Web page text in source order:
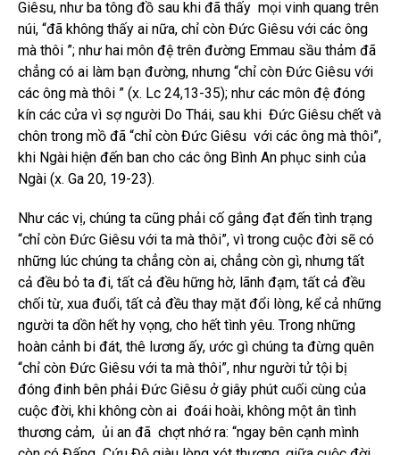
Giêsu, như ba tông đồ sau khi đã thấy mọi vinh quang trên
núi, “đã không thấy ai nữa, chỉ còn Đức Giêsu với các ông
mà thôi ”; như hai môn đệ trên đường Emmau sầu thảm đã
chẳng có ai làm bạn đường, nhưng “chỉ còn Đức Giêsu với
các ông mà thôi ” (x. Lc 24,13-35); như các môn đệ đóng
kín các cửa vì sợ người Do Thái, sau khi Đức Giêsu chết và
chôn trong mồ đã “chỉ còn Đức Giêsu với các ông mà thôi”,
khi Ngài hiện đến ban cho các ông Bình An phục sinh của
Ngài (x. Ga 20, 19-23).
Như các vị, chúng ta cũng phải cố gắng đạt đến tình trạng
“chỉ còn Đức Giêsu với ta mà thôi”, vì trong cuộc đời sẽ có
những lúc chúng ta chẳng còn ai, chẳng còn gì, nhưng tất
cả đều bỏ ta đi, tất cả đều hững hờ, lãnh đạm, tất cả đều
chối từ, xua đuổi, tất cả đều thay mặt đổi lòng, kể cả những
người ta dồn hết hy vọng, cho hết tình yêu. Trong những
hoàn cảnh bi đát, thê lương ấy, ước gì chúng ta đừng quên
“chỉ còn Đức Giêsu với ta mà thôi”, như người tử tội bị
đóng đinh bên phải Đức Giêsu ở giây phút cuối cùng của
cuộc đời, khi không còn ai đoái hoài, không một ân tình
thương cảm, ủi an đã chợt nhớ ra: “ngay bên cạnh mình